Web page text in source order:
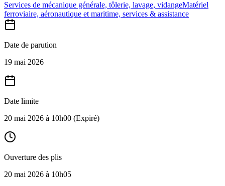
Services de mécanique générale, tôlerie, lavage, vidangeMatériel
ferroviaire, aéronautique et maritime, services & assistance
Date de parution
19 mai 2026
Date limite
20 mai 2026 à 10h00 (Expiré)
Ouverture des plis
20 mai 2026 à 10h05